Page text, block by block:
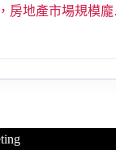
房地產市場規模